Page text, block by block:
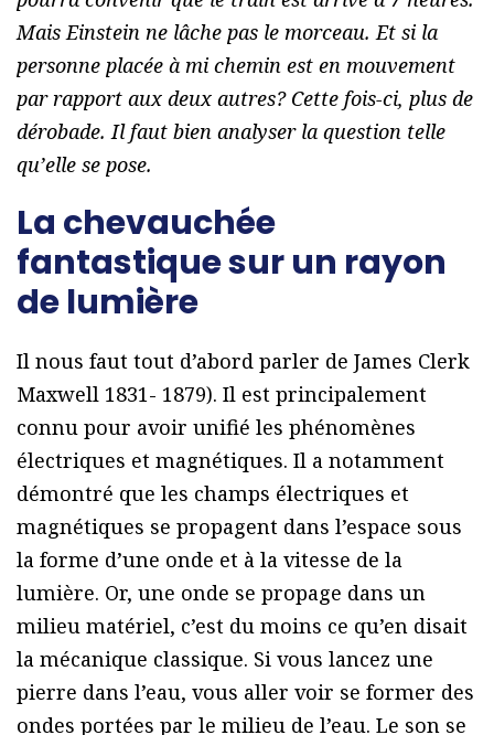
Mais Einstein ne lâche pas le morceau. Et si la
personne placée à mi chemin est en mouvement
par rapport aux deux autres? Cette fois-ci, plus de
dérobade. Il faut bien analyser la question telle
qu’elle se pose.
La chevauchée
fantastique sur un rayon
de lumière
Il nous faut tout d’abord parler de James Clerk
Maxwell 1831- 1879). Il est principalement
connu pour avoir unifié les phénomènes
électriques et magnétiques. Il a notamment
démontré que les champs électriques et
magnétiques se propagent dans l’espace sous
la forme d’une onde et à la vitesse de la
lumière. Or, une onde se propage dans un
milieu matériel, c’est du moins ce qu’en disait
la mécanique classique. Si vous lancez une
pierre dans l’eau, vous aller voir se former des
ondes portées par le milieu de l’eau. Le son se